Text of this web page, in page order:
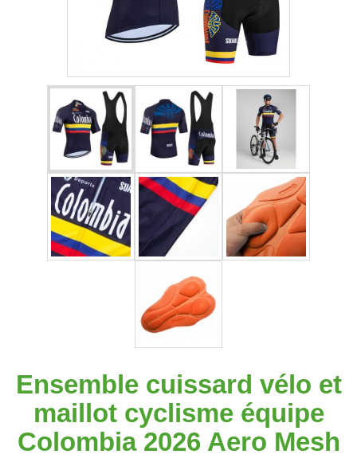
Ensemble cuissard vélo et
maillot cyclisme équipe
Colombia 2026 Aero Mesh